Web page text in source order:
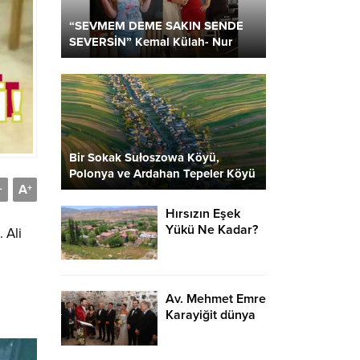
A+
Ali
“SEVMEM DEME SAKIN SENDE
SEVERSİN” Kemal Külah- Nur
Parlar
Bir Sokak Sułoszowa Köyü,
Polonya ve Ardahan Tepeler Köyü
2 Kare…
Hırsızın Eşek
Yükü Ne Kadar?
Av. Mehmet Emre
Karayiğit dünya